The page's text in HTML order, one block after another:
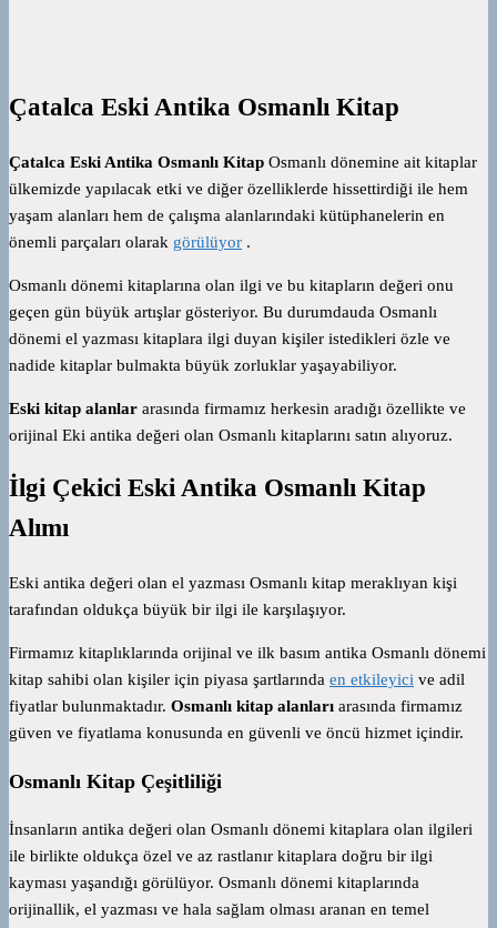
Çatalca Eski Antika Osmanlı Kitap
Çatalca Eski Antika Osmanlı Kitap Osmanlı dönemine ait kitaplar
ülkemizde yapılacak etki ve diğer özelliklerde hissettirdiği ile hem
yaşam alanları hem de çalışma alanlarındaki kütüphanelerin en
önemli parçaları olarak görülüyor .
Osmanlı dönemi kitaplarına olan ilgi ve bu kitapların değeri onu
geçen gün büyük artışlar gösteriyor. Bu durumdauda Osmanlı
dönemi el yazması kitaplara ilgi duyan kişiler istedikleri özle ve
nadide kitaplar bulmakta büyük zorluklar yaşayabiliyor.
Eski kitap alanlar arasında firmamız herkesin aradığı özellikte ve
orijinal Eki antika değeri olan Osmanlı kitaplarını satın alıyoruz.
İlgi Çekici Eski Antika Osmanlı Kitap
Alımı
Eski antika değeri olan el yazması Osmanlı kitap meraklıyan kişi
tarafından oldukça büyük bir ilgi ile karşılaşıyor.
Firmamız kitaplıklarında orijinal ve ilk basım antika Osmanlı dönemi
kitap sahibi olan kişiler için piyasa şartlarında en etkileyici ve adil
fiyatlar bulunmaktadır. Osmanlı kitap alanları arasında firmamız
güven ve fiyatlama konusunda en güvenli ve öncü hizmet içindir.
Osmanlı Kitap Çeşitliliği
İnsanların antika değeri olan Osmanlı dönemi kitaplara olan ilgileri
ile birlikte oldukça özel ve az rastlanır kitaplara doğru bir ilgi
kayması yaşandığı görülüyor. Osmanlı dönemi kitaplarında
orijinallik, el yazması ve hala sağlam olması aranan en temel